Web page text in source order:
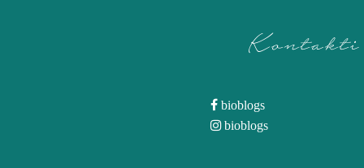
Kontakti
bioblogs
bioblogs